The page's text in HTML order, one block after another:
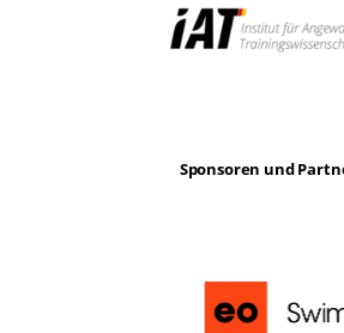
Sponsoren und